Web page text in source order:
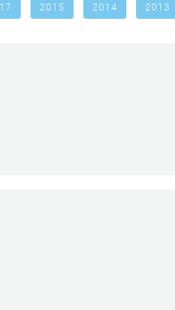
2015 2014 2013